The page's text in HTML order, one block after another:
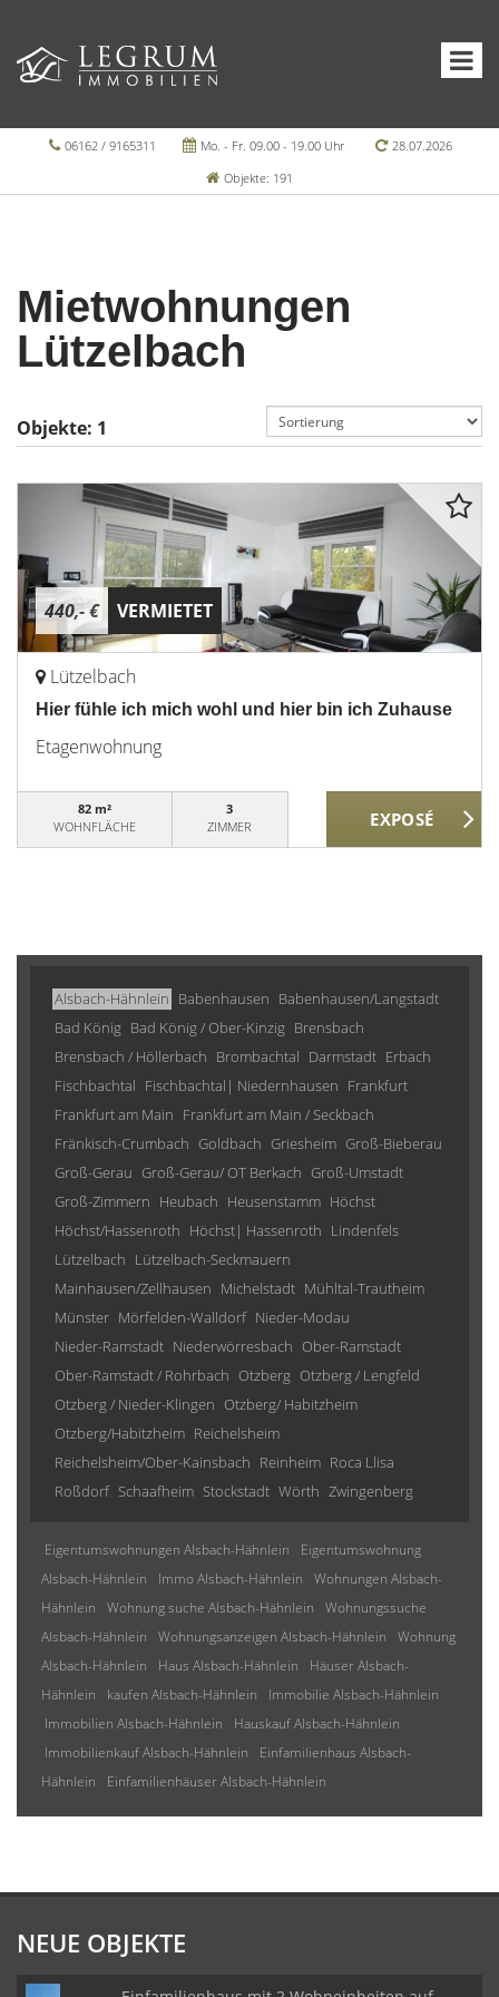
06162 / 9165311 Mo. - Fr. 09.00 - 19.00 Uhr
28.07.2026
Objekte: 191
Mietwohnungen
Lützelbach
Objekte: 1
440,- € VERMIETET
Lützelbach
Hier fühle ich mich wohl und hier bin ich Zuhause
Etagenwohnung
82 m²
WOHNFLÄCHE
3
ZIMMER
Alsbach-Hähnlein Babenhausen Babenhausen/Langstadt
Bad König Bad König / Ober-Kinzig Brensbach
Brensbach / Höllerbach Brombachtal Darmstadt Erbach
Fischbachtal Fischbachtal| Niedernhausen Frankfurt
Frankfurt am Main Frankfurt am Main / Seckbach
Fränkisch-Crumbach Goldbach Griesheim Groß-Bieberau
Groß-Gerau Groß-Gerau/ OT Berkach Groß-Umstadt
Groß-Zimmern Heubach Heusenstamm Höchst
Höchst/Hassenroth Höchst| Hassenroth Lindenfels
Lützelbach Lützelbach-Seckmauern
Mainhausen/Zellhausen Michelstadt Mühltal-Trautheim
Münster Mörfelden-Walldorf Nieder-Modau
Nieder-Ramstadt Niederwörresbach Ober-Ramstadt
Ober-Ramstadt / Rohrbach Otzberg Otzberg / Lengfeld
Otzberg / Nieder-Klingen Otzberg/ Habitzheim
Otzberg/Habitzheim Reichelsheim
Reichelsheim/Ober-Kainsbach Reinheim Roca Llisa
Roßdorf Schaafheim Stockstadt Wörth Zwingenberg
Eigentumswohnungen Alsbach-Hähnlein
Eigentumswohnung
Alsbach-Hähnlein
Immo Alsbach-Hähnlein
Wohnungen Alsbach-
Hähnlein
Wohnung suche Alsbach-Hähnlein
Wohnungssuche
Alsbach-Hähnlein
Wohnungsanzeigen Alsbach-Hähnlein
Wohnung
Alsbach-Hähnlein
Haus Alsbach-Hähnlein
Häuser Alsbach-
Hähnlein
kaufen Alsbach-Hähnlein
Immobilie Alsbach-Hähnlein
Immobilien Alsbach-Hähnlein
Hauskauf Alsbach-Hähnlein
Immobilienkauf Alsbach-Hähnlein
Einfamilienhaus Alsbach-
Hähnlein
Einfamilienhäuser Alsbach-Hähnlein
NEUE OBJEKTE